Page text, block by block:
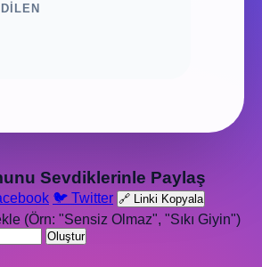
Sevdiklerinle Paylaş
🐦 Twitter 🔗 Linki Kopyala
(Örn: "Sensiz Olmaz", "Sıkı Giyin")
Oluştur